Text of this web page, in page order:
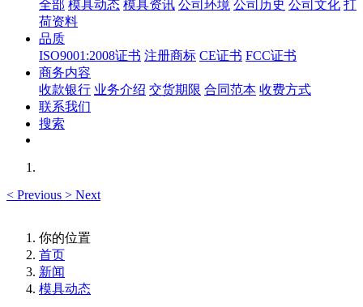
全部 模具动态 模具资讯 公司环境 公司历史 公司文化 打
荷资料
品质
ISO9001:2008证书 注册商标 CE证书 FCC证书
商务内容
收款银行 业务介绍 交货期限 合同范本 收费方式
联系我们
搜索
< Previous > Next
你的位置
首页
新闻
模具动态